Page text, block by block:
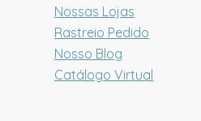
Nossas Lojas
Rastreio Pedido
Nosso Blog
Catálogo Virtual